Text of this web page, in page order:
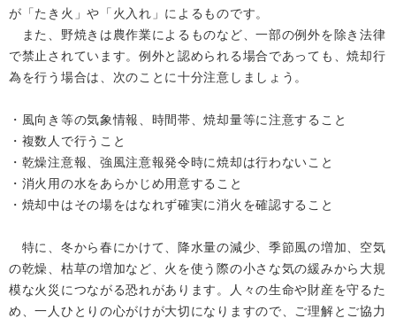
が「たき火」や「火入れ」によるものです。
また、野焼きは農作業によるものなど、一部の例外を除き法律
で禁止されています。例外と認められる場合であっても、焼却行
為を行う場合は、次のことに十分注意しましょう。
・風向き等の気象情報、時間帯、焼却量等に注意すること
・複数人で行うこと
・乾燥注意報、強風注意報発令時に焼却は行わないこと
・消火用の水をあらかじめ用意すること
・焼却中はその場をはなれず確実に消火を確認すること
特に、冬から春にかけて、降水量の減少、季節風の増加、空気
の乾燥、枯草の増加など、火を使う際の小さな気の緩みから大規
模な火災につながる恐れがあります。人々の生命や財産を守るた
め、一人ひとりの心がけが大切になりますので、ご理解とご協力